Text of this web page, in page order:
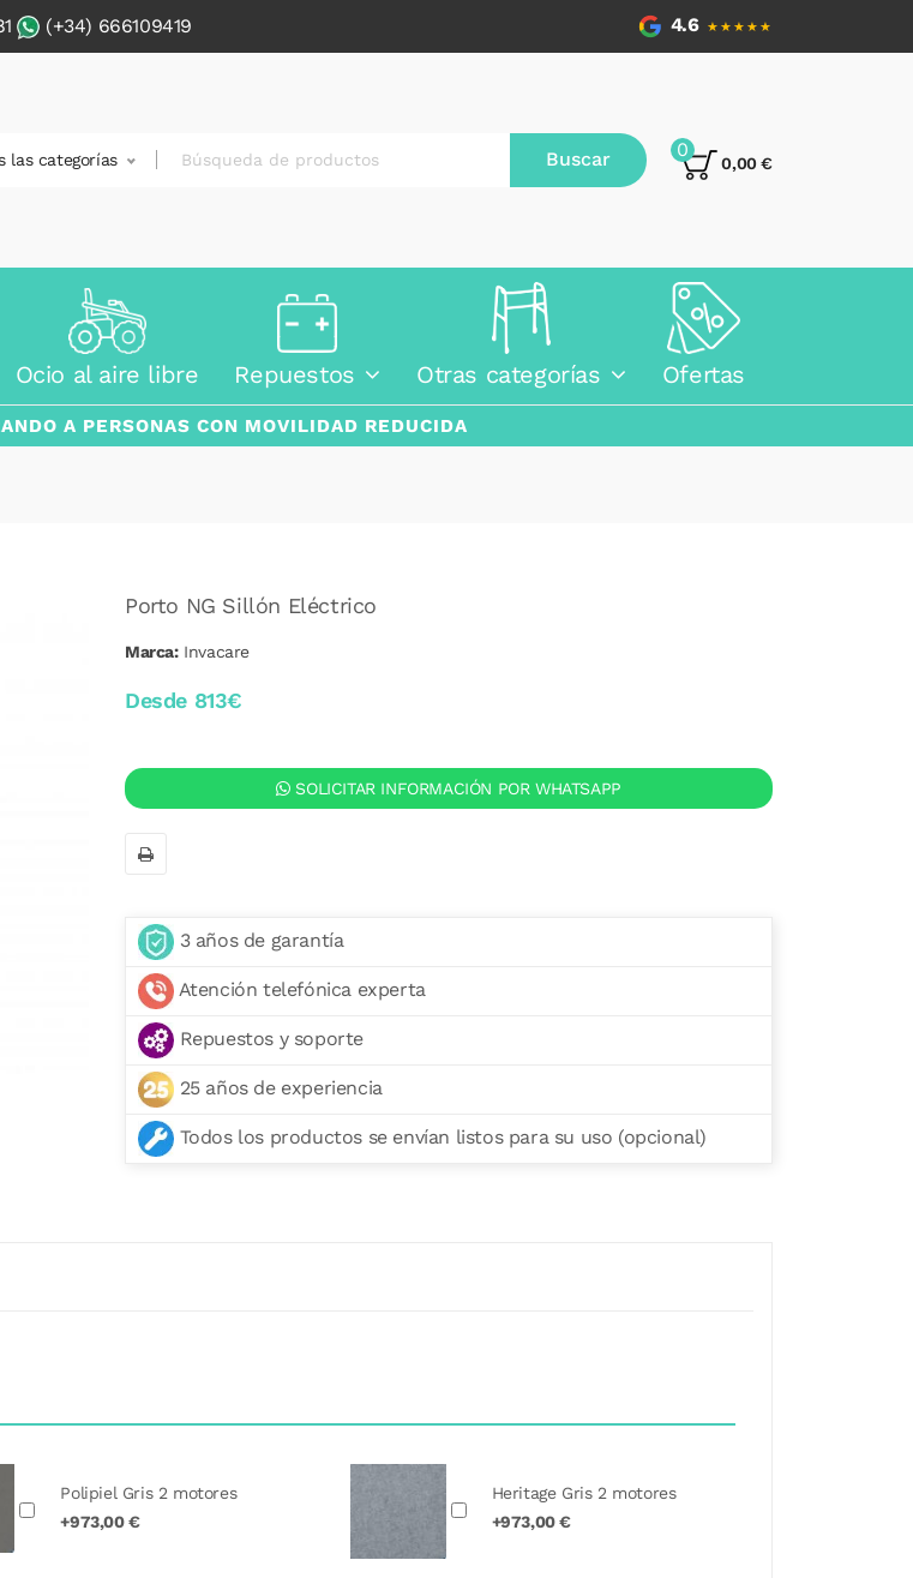
(+34) 666109419 4.6 ★★★★★
las categorías Buscar 0,00 €
0
Ocio al aire libre Repuestos Otras categorías Ofertas
A PERSONAS CON MOVILIDAD REDUCIDA
Porto NG Sillón Eléctrico
Marca: Invacare
Desde 813€
SOLICITAR INFORMACIÓN POR WHATSAPP
3 años de garantía
Atención telefónica experta
Repuestos y soporte
25 años de experiencia
Todos los productos se envían listos para su uso (opcional)
Polipiel Gris 2 motores
+973,00 €
Heritage Gris 2 motores
+973,00 €